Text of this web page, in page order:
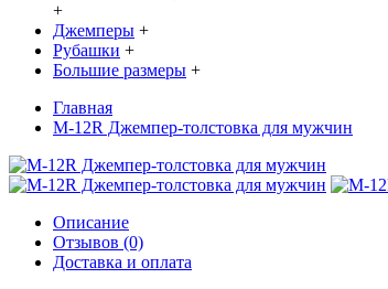
+
Джемперы +
Рубашки +
Большие размеры +
Главная
М-12R Джемпер-толстовка для мужчин
Описание
Отзывов (0)
Доставка и оплата